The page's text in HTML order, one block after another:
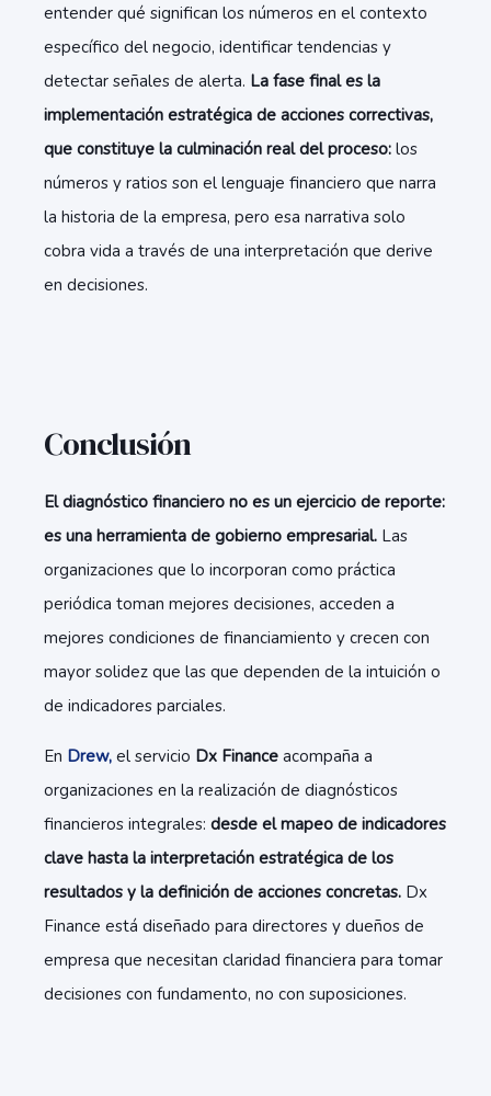
entender qué significan los números en el contexto
específico del negocio, identificar tendencias y
detectar señales de alerta. La fase final es la
implementación estratégica de acciones correctivas,
que constituye la culminación real del proceso: los
números y ratios son el lenguaje financiero que narra
la historia de la empresa, pero esa narrativa solo
cobra vida a través de una interpretación que derive
en decisiones.
Conclusión
El diagnóstico financiero no es un ejercicio de reporte:
es una herramienta de gobierno empresarial. Las
organizaciones que lo incorporan como práctica
periódica toman mejores decisiones, acceden a
mejores condiciones de financiamiento y crecen con
mayor solidez que las que dependen de la intuición o
de indicadores parciales.
En Drew, el servicio Dx Finance acompaña a
organizaciones en la realización de diagnósticos
financieros integrales: desde el mapeo de indicadores
clave hasta la interpretación estratégica de los
resultados y la definición de acciones concretas. Dx
Finance está diseñado para directores y dueños de
empresa que necesitan claridad financiera para tomar
decisiones con fundamento, no con suposiciones.